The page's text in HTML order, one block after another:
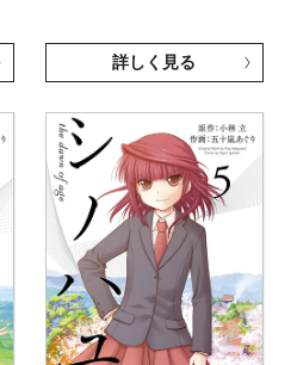
詳しく見る